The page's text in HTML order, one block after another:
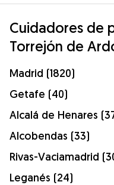
Cuidadores de
Torrejón de
Madrid (1820)
Getafe (40)
Alcalá de Henares
Alcobendas (33)
Rivas-Vaciamadrid
Leganés (24)